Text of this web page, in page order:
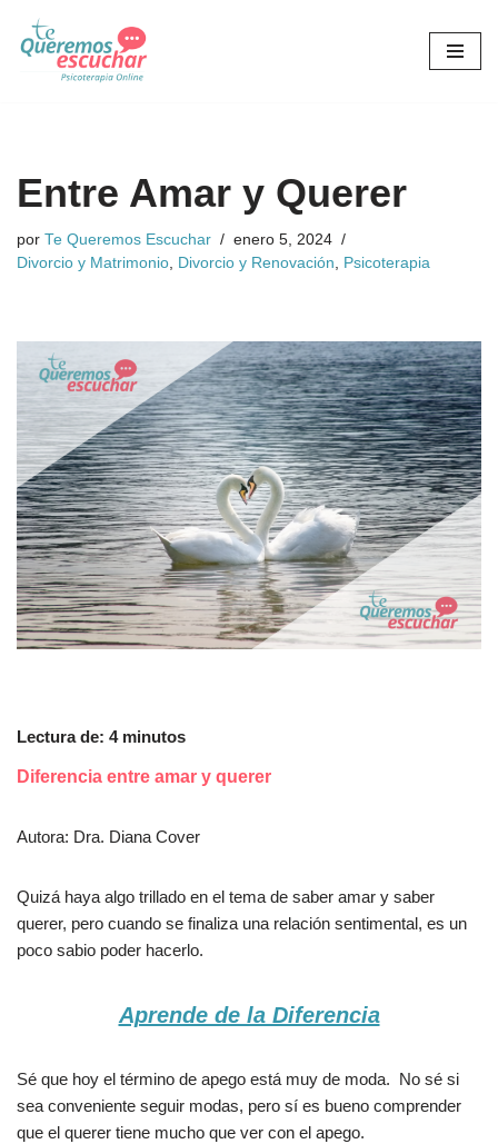
Saltar
Entre Amar y Querer
por Te Queremos Escuchar
enero 5, 2024
Divorcio y Matrimonio, Divorcio y Renovación, Psicoterapia
Lectura de: 4 minutos
Diferencia entre amar y querer
Autora: Dra. Diana Cover
Quizá haya algo trillado en el tema de saber amar y saber
querer, pero cuando se finaliza una relación sentimental, es un
poco sabio poder hacerlo.
Aprende de la Diferencia
Sé que hoy el término de apego está muy de moda. No sé si
sea conveniente seguir modas, pero sí es bueno comprender
que el querer tiene mucho que ver con el apego.